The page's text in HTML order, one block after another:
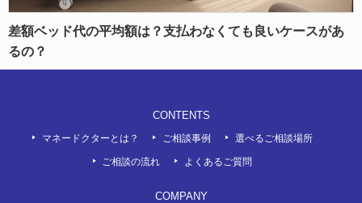
差額ベッド代の平均額は？支払わなくても良いケースがあ
るの？
CONTENTS
マネードクターとは？ ご相談事例 選べるご相談場所
ご相談の流れ よくあるご質問
COMPANY